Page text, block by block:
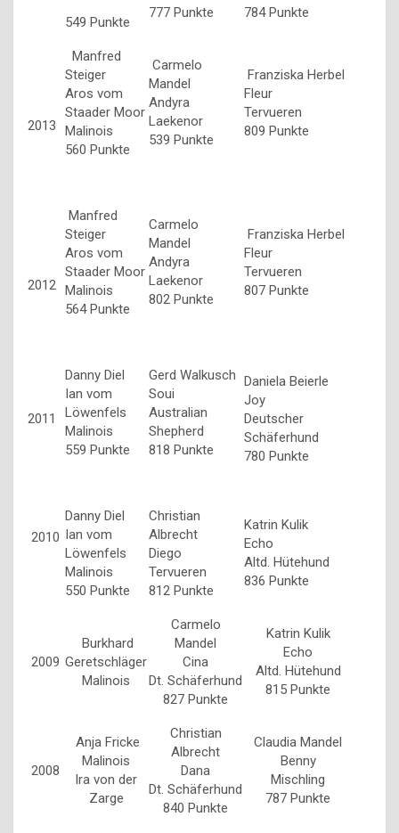
549 Punkte
777 Punkte
784 Punkte
2013
Manfred
Steiger
Aros vom
Staader Moor
Malinois
560 Punkte
Carmelo
Mandel
Andyra
Laekenor
539 Punkte
Franziska Herbel
Fleur
Tervueren
809 Punkte
2012
Manfred
Steiger
Aros vom
Staader Moor
Malinois
564 Punkte
Carmelo
Mandel
Andyra
Laekenor
802 Punkte
Franziska Herbel
Fleur
Tervueren
807 Punkte
2011
Danny Diel
Ian vom
Löwenfels
Malinois
559 Punkte
Gerd Walkusch
Soui
Australian
Shepherd
818 Punkte
Daniela Beierle
Joy
Deutscher
Schäferhund
780 Punkte
2010
Danny Diel
Ian vom
Löwenfels
Malinois
550 Punkte
Christian
Albrecht
Diego
Tervueren
812 Punkte
Katrin Kulik
Echo
Altd. Hütehund
836 Punkte
2009
Burkhard
Geretschläger
Malinois
Carmelo
Mandel
Cina
Dt. Schäferhund
827 Punkte
Katrin Kulik
Echo
Altd. Hütehund
815 Punkte
2008
Anja Fricke
Malinois
Ira von der
Zarge
Christian
Albrecht
Dana
Dt. Schäferhund
840 Punkte
Claudia Mandel
Benny
Mischling
787 Punkte